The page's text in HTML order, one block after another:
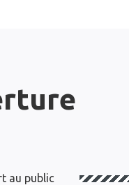
au public